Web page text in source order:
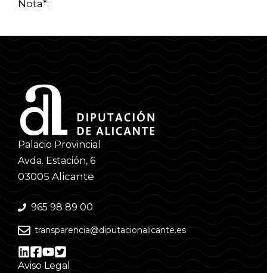
Nota*:
Palacio Provincial
Avda. Estación, 6
03005 Alicante
965 98 89 00
transparencia@diputacionalicante.es
Aviso Legal